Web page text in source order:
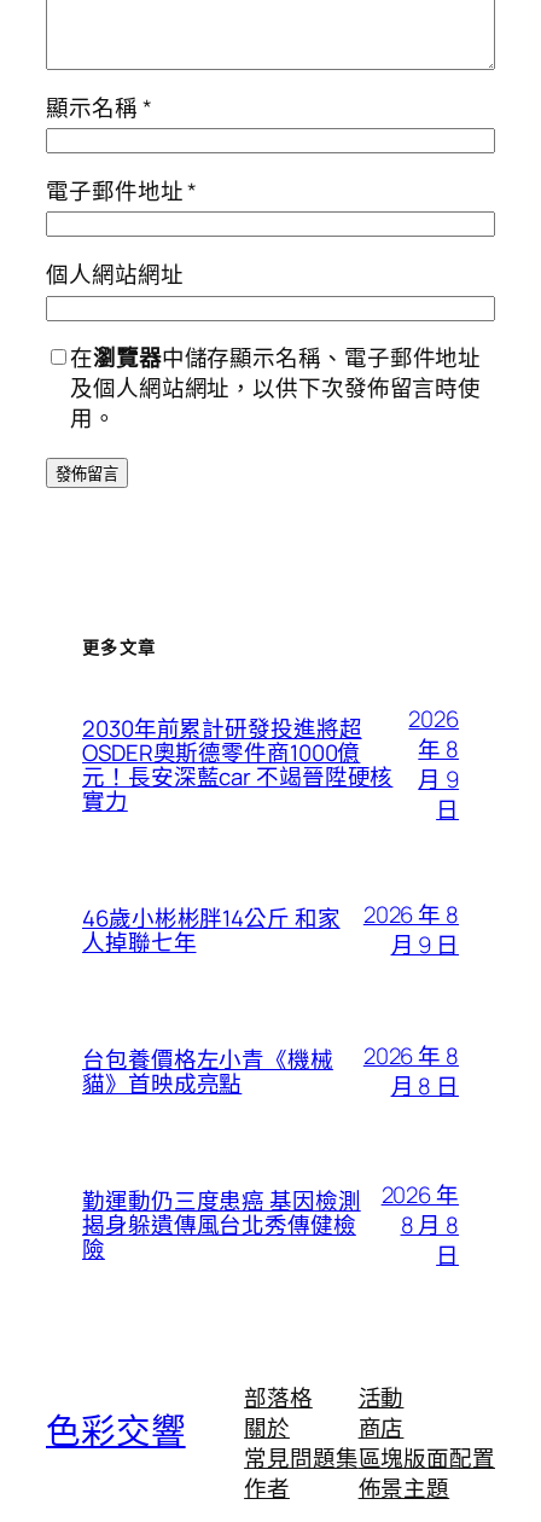
顯示名稱*
電子郵件地址*
個人網站網址
在瀏覽器中儲存顯示名稱、電子郵件地址
及個人網站網址，以供下次發佈留言時使
用。
更多文章
2030年前累計研發投進將超
OSDER奧斯德零件商1000億
元！長安深藍car 不竭晉陞硬核
實力
2026
年 8
月 9
日
46歲小彬彬胖14公斤 和家
人掉聯七年
2026 年 8
月 9 日
台包養價格左小青《機械
貓》首映成亮點
2026 年 8
月 8 日
勤運動仍三度患癌 基因檢測
揭身躲遺傳風台北秀傳健檢
險
2026 年
8 月 8
日
色彩交響
部落格
關於
常見問題集
作者
活動
商店
區塊版面配置
佈景主題